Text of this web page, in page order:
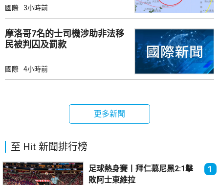
國際 3小時前
摩洛哥7名的士司機涉助非法移
民被判囚及罰款
國際 4小時前
更多新聞
至 Hit 新聞排行榜
足球熱身賽丨拜仁慕尼黑2:1擊
敗阿士東維拉
1